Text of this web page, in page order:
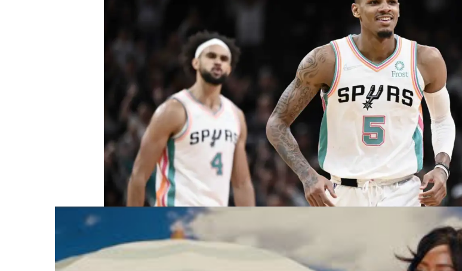
Dejounte Murray 2021-2022 : 20 points, 9.3 passes décisives, 8.4 rebonds, 2.1 interceptions (leader de la ligue)